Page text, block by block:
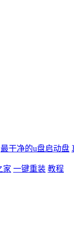
最干净的u盘启动盘
家 一键重装 教程